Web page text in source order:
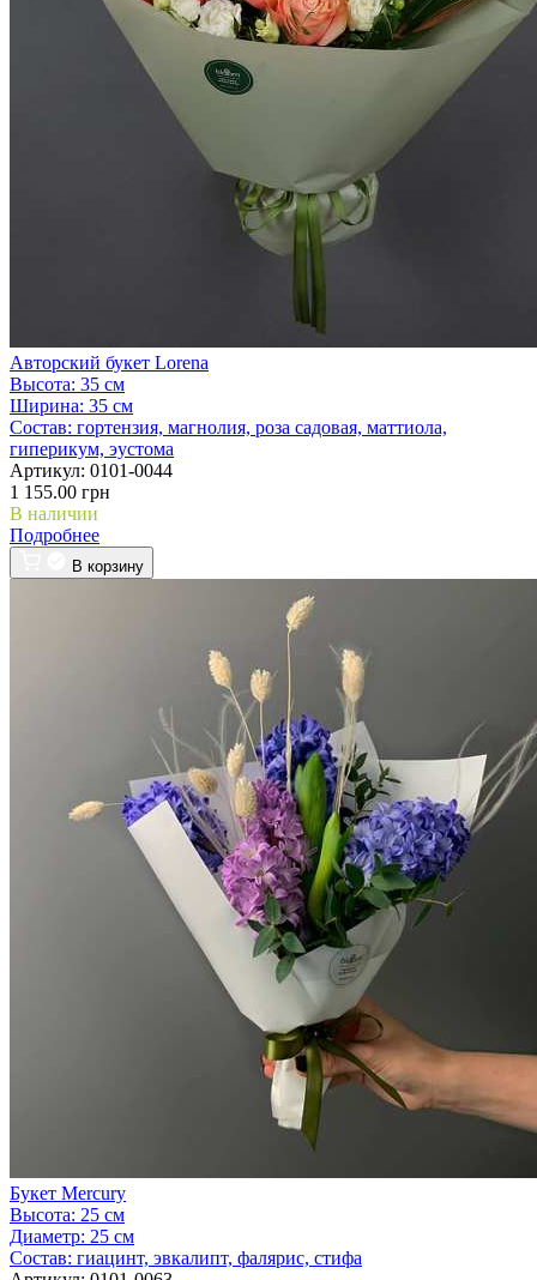
Авторский букет Lorena
Высота: 35 см
Ширина: 35 см
Состав: гортензия, магнолия, роза садовая, маттиола,
гиперикум, эустома
Артикул: 0101-0044
1 155.00 грн
В наличии
Подробнее
В корзину
Букет Mercury
Высота: 25 см
Диаметр: 25 см
Состав: гиацинт, эвкалипт, фалярис, стифа